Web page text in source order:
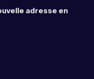
adresse en